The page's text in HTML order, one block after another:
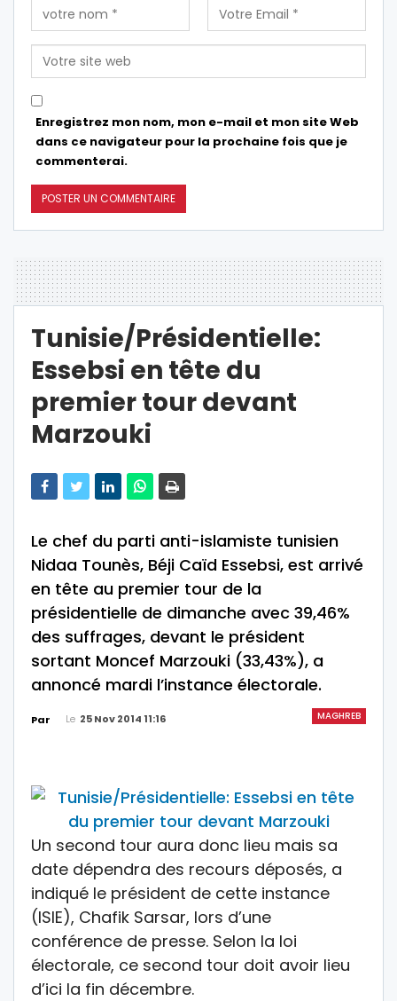
Enregistrez mon nom, mon e-mail et mon site Web
dans ce navigateur pour la prochaine fois que je
commenterai.
Tunisie/Présidentielle:
Essebsi en tête du
premier tour devant
Marzouki
Le chef du parti anti-islamiste tunisien
Nidaa Tounès, Béji Caïd Essebsi, est arrivé
en tête au premier tour de la
présidentielle de dimanche avec 39,46%
des suffrages, devant le président
sortant Moncef Marzouki (33,43%), a
annoncé mardi l’instance électorale.
MAGHREB
Par Le 25 Nov 2014 11:16
Un second tour aura donc lieu mais sa
date dépendra des recours déposés, a
indiqué le président de cette instance
(ISIE), Chafik Sarsar, lors d’une
conférence de presse. Selon la loi
électorale, ce second tour doit avoir lieu
d’ici la fin décembre.